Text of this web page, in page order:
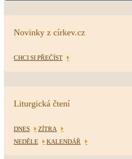
Novinky z církev.cz
CHCI SI PŘEČÍST
Liturgická čtení
DNES
ZÍTRA
NEDĚLE
KALENDÁŘ